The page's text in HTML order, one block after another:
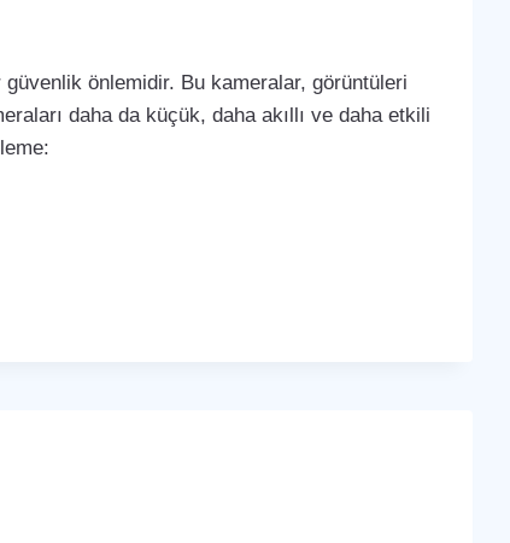
önlemidir. Bu kameralar, görüntüleri
daha da küçük, daha akıllı ve daha etkili